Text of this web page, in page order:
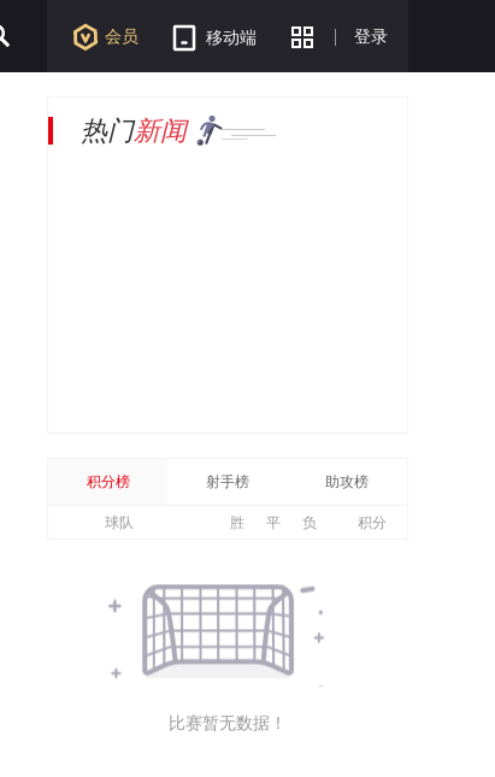
会员 移动端 登录
热门新闻
积分榜 射手榜 助攻榜
球队 胜 平 负 积分
比赛暂无数据！